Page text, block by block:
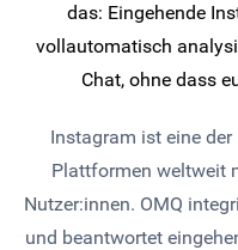
das: Eingehende
vollautomatisch
Chat, ohne dass
Instagram ist eine
Plattformen weltweit
Nutzer:innen. OMQ
und beantwortet